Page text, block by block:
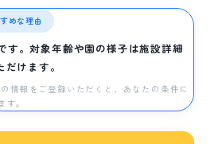
めな理由
す。対象年齢や園の様子は施設詳細
けます。
情報をご登録いただくと、あなたの条件に
。